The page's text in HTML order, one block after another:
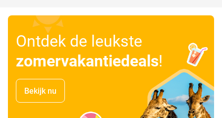
Ontdek de leukste
zomervakantiedeals!
Bekijk nu